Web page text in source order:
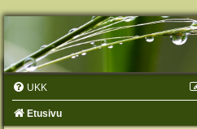
UKK
Etusivu